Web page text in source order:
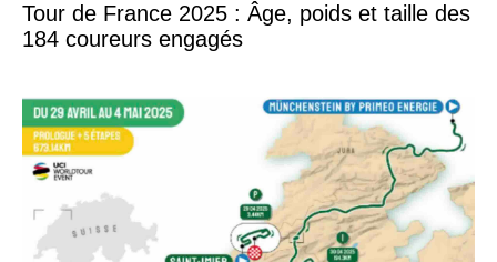
Tour de France 2025 : Âge, poids et taille des
184 coureurs engagés